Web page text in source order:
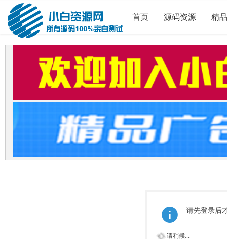
首页 源码资源 精
请先登录后
请稍候...